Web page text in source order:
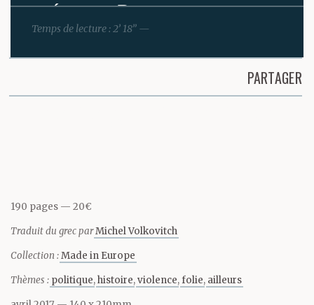
prévenu. Pas une ou
deux, trois. Tàssos,
prendre plein la gueule.
Tringler ta gonzesse,
massacrer tes mômes. La
troisième fois, ils l’ont
Temps de lecture : 2’ 18” —
PARTAGER
190 pages 20€
Traduit du grec parMichel Volkovitch
Collection :Made in Europe
Thèmes : politique histoire violence folie ailleurs